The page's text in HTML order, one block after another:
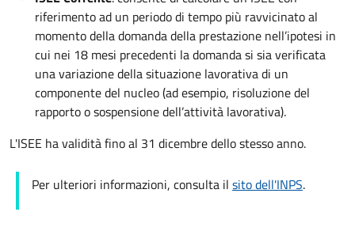
riferimento ad un periodo di tempo più ravvicinato al
momento della domanda della prestazione nell’ipotesi in
cui nei 18 mesi precedenti la domanda si sia verificata
una variazione della situazione lavorativa di un
componente del nucleo (ad esempio, risoluzione del
rapporto o sospensione dell’attività lavorativa).
L'ISEE ha validità fino al 31 dicembre dello stesso anno.
Per ulteriori informazioni, consulta il sito dell'INPS.